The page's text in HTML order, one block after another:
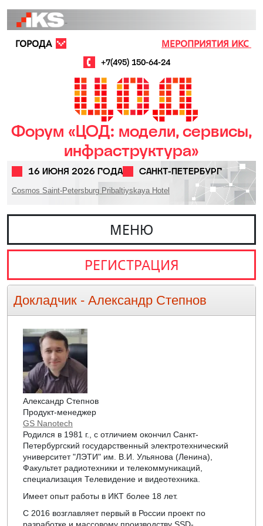
МЕРОПРИЯТИЯ ИКС
+7(495) 150-64-24
ГОРОДА
Форум «ЦОД: модели, сервисы,
инфраструктура»
16 ИЮНЯ 2026 ГОДА САНКТ-ПЕТЕРБУРГ
Cosmos Saint-Petersburg Pribaltiyskaya Hotel
МЕНЮ
РЕГИСТРАЦИЯ
Докладчик - Александр Степнов
Александр Степнов
Продукт-менеджер
GS Nanotech
Родился в 1981 г., с отличием окончил Санкт-
Петербургский государственный электротехнический
университет "ЛЭТИ" им. В.И. Ульянова (Ленина),
Факультет радиотехники и телекоммуникаций,
специализация Телевидение и видеотехника.
Имеет опыт работы в ИКТ более 18 лет.
С 2016 возглавляет первый в России проект по